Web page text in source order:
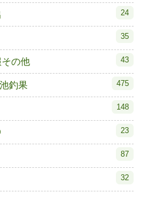
24
35
の他 43
釣果 475
148
23
87
32